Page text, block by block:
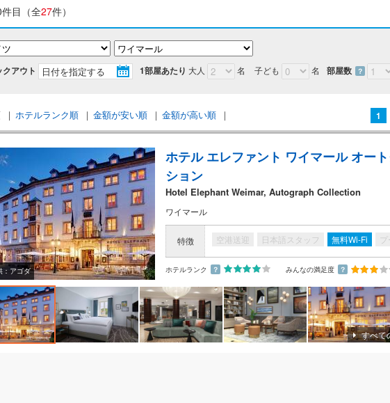
目（全27件）
アウト 1部屋あたり 大人 名 子ども 名 部屋数 ？
｜ ホテルランク順 ｜ 金額が安い順 ｜ 金額が高い順 ｜ 1
：アゴダ
ホテル エレファント ワイマール オー
ション
Hotel Elephant Weimar, Autograph Collection
ワイマール
特徴 空港送迎 日本語スタッフ 無料Wi-Fi
ホテルランク ？ みんなの満足度 ？
すべて